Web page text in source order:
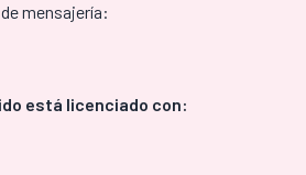
mensajería:
está licenciado con: